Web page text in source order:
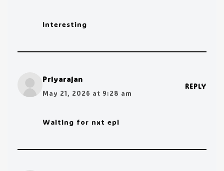
Interesting
Priyarajan
May 21, 2026 at 9:28 am
REPLY
Waiting for nxt epi